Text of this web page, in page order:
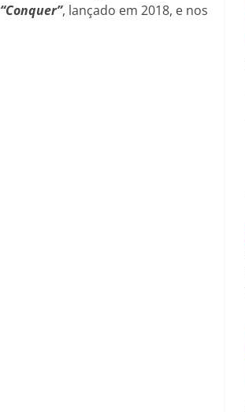
“Conquer”, lançado em 2018, e nos